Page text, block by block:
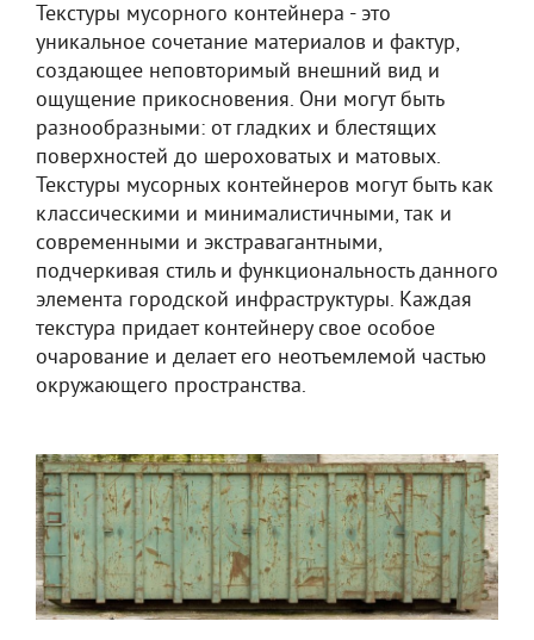
Текстуры мусорного контейнера - это
уникальное сочетание материалов и фактур,
создающее неповторимый внешний вид и
ощущение прикосновения. Они могут быть
разнообразными: от гладких и блестящих
поверхностей до шероховатых и матовых.
Текстуры мусорных контейнеров могут быть как
классическими и минималистичными, так и
современными и экстравагантными,
подчеркивая стиль и функциональность данного
элемента городской инфраструктуры. Каждая
текстура придает контейнеру свое особое
очарование и делает его неотъемлемой частью
окружающего пространства.